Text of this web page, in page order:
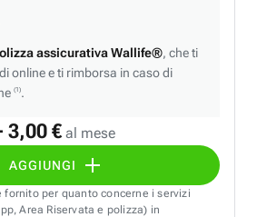
3,00 € al mese
AGGIUNGI
assicurativa Wallife®, che ti
online e ti rimborsa in caso di
(1).
fornito per quanto concerne i servizi
Area Riservata e polizza) in